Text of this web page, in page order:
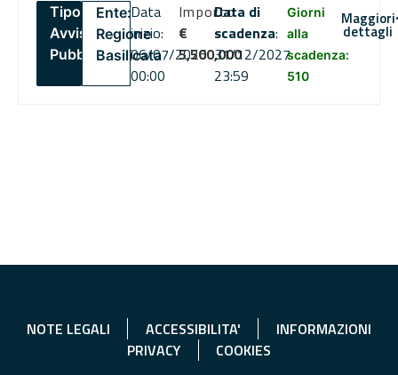
Tipo:
Avviso
Pubblico
Ente:
Regione
Basilicata
Data
inizio:
06/07/2026
00:00
Importo
€
5,500,000
Data di
scadenza:
31/12/2027
23:59
Giorni
alla
scadenza:
510
Maggiori
dettagli
NOTE LEGALI ACCESSIBILITA'
INFORMAZIONI
PRIVACY
COOKIES